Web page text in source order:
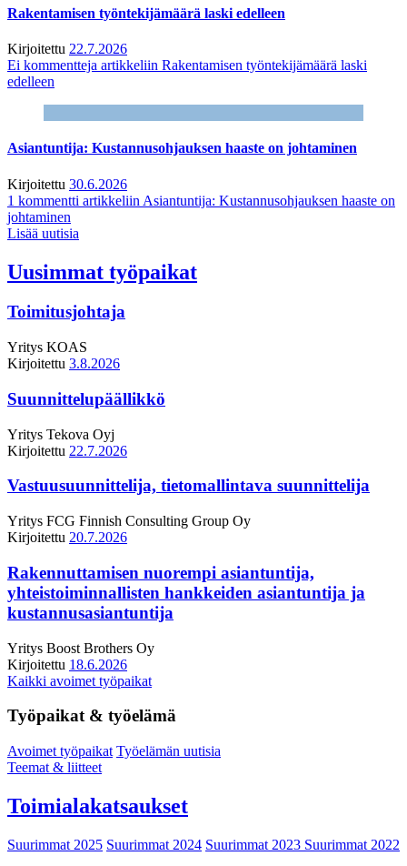
Rakentamisen työntekijämäärä laski edelleen
Kirjoitettu 22.7.2026
Ei kommentteja artikkeliin Rakentamisen työntekijämäärä laski
edelleen
Asiantuntija: Kustannusohjauksen haaste on johtaminen
Kirjoitettu 30.6.2026
1 kommentti artikkeliin Asiantuntija: Kustannusohjauksen haaste on
johtaminen
Lisää uutisia
Uusimmat työpaikat
Toimitusjohtaja
Yritys KOAS
Kirjoitettu 3.8.2026
Suunnittelupäällikkö
Yritys Tekova Oyj
Kirjoitettu 22.7.2026
Vastuusuunnittelija, tietomallintava suunnittelija
Yritys FCG Finnish Consulting Group Oy
Kirjoitettu 20.7.2026
Rakennuttamisen nuorempi asiantuntija,
yhteistoiminnallisten hankkeiden asiantuntija ja
kustannusasiantuntija
Yritys Boost Brothers Oy
Kirjoitettu 18.6.2026
Kaikki avoimet työpaikat
Työpaikat & työelämä
Avoimet työpaikat Työelämän uutisia
Teemat & liitteet
Toimialakatsaukset
Suurimmat 2025 Suurimmat 2024 Suurimmat 2023 Suurimmat 2022